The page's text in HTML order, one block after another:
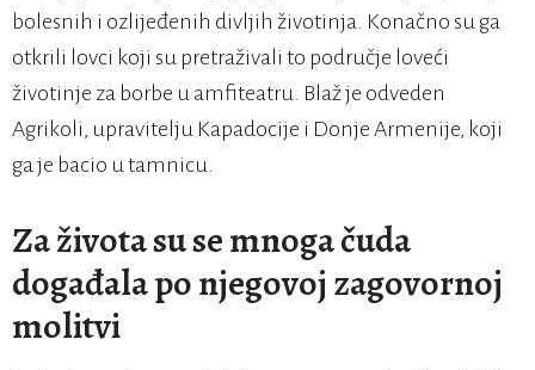
bolesnih i ozlijeđenih divljih životinja. Konačno su ga
otkrili lovci koji su pretraživali to područje loveći
životinje za borbe u amfiteatru. Blaž je odveden
Agrikoli, upravitelju Kapadocije i Donje Armenije, koji
ga je bacio u tamnicu.
Za života su se mnoga čuda
događala po njegovoj zagovornoj
molitvi